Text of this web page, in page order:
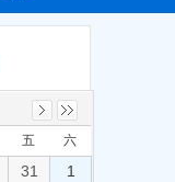
五 六
31
1